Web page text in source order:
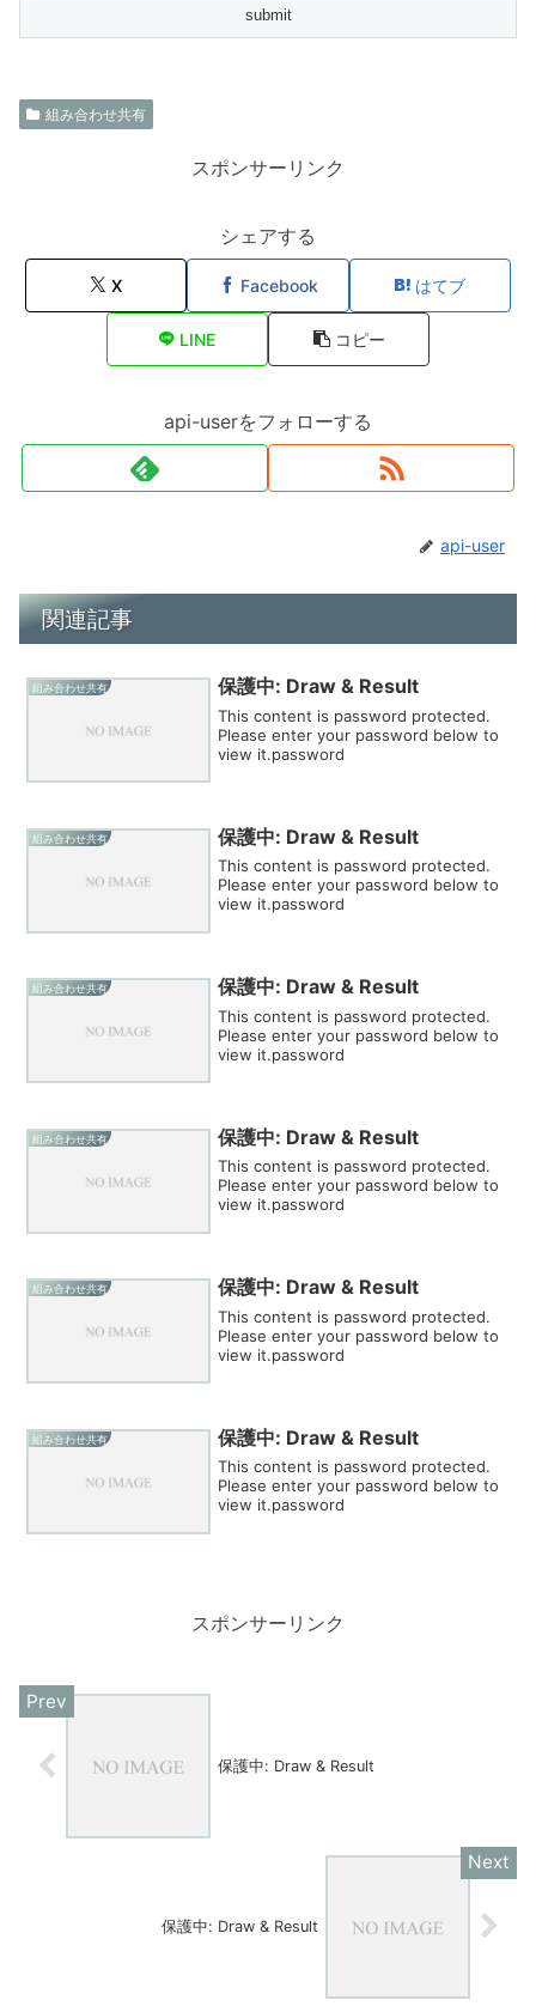
組み合わせ共有
スポンサーリンク
シェアする
X Facebook はてブ
LINE コピー
api-userをフォローする
api-user
関連記事
組み合わせ共有 保護中: Draw & Result
This content is password protected.
Please enter your password below to
view it.password
組み合わせ共有 保護中: Draw & Result
This content is password protected.
Please enter your password below to
view it.password
組み合わせ共有 保護中: Draw & Result
This content is password protected.
Please enter your password below to
view it.password
組み合わせ共有 保護中: Draw & Result
This content is password protected.
Please enter your password below to
view it.password
組み合わせ共有 保護中: Draw & Result
This content is password protected.
Please enter your password below to
view it.password
組み合わせ共有 保護中: Draw & Result
This content is password protected.
Please enter your password below to
view it.password
スポンサーリンク
保護中: Draw & Result
保護中: Draw & Result